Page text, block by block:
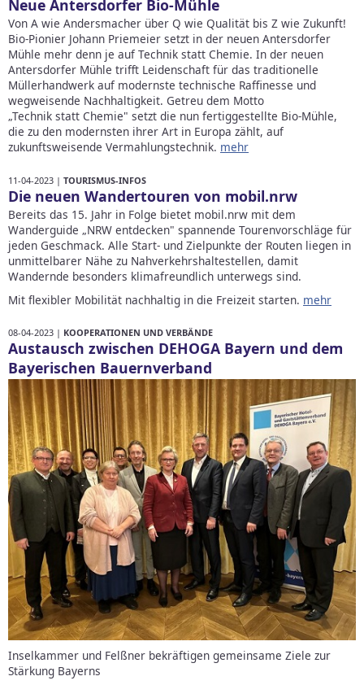
Neue Antersdorfer Bio-Mühle
Von A wie Andersmacher über Q wie Qualität bis Z wie Zukunft!
Bio-Pionier Johann Priemeier setzt in der neuen Antersdorfer
Mühle mehr denn je auf Technik statt Chemie. In der neuen
Antersdorfer Mühle trifft Leidenschaft für das traditionelle
Müllerhandwerk auf modernste technische Raffinesse und
wegweisende Nachhaltigkeit. Getreu dem Motto
„Technik statt Chemie" setzt die nun fertiggestellte Bio-Mühle,
die zu den modernsten ihrer Art in Europa zählt, auf
zukunftsweisende Vermahlungstechnik. mehr
11-04-2023 | TOURISMUS-INFOS
Die neuen Wandertouren von mobil.nrw
Bereits das 15. Jahr in Folge bietet mobil.nrw mit dem
Wanderguide „NRW entdecken" spannende Tourenvorschläge für
jeden Geschmack. Alle Start- und Zielpunkte der Routen liegen in
unmittelbarer Nähe zu Nahverkehrshaltestellen, damit
Wandernde besonders klimafreundlich unterwegs sind.
Mit flexibler Mobilität nachhaltig in die Freizeit starten. mehr
08-04-2023 | KOOPERATIONEN UND VERBÄNDE
Austausch zwischen DEHOGA Bayern und dem
Bayerischen Bauernverband
Inselkammer und Felßner bekräftigen gemeinsame Ziele zur
Stärkung Bayerns